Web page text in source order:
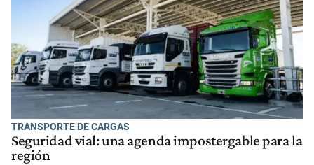
TRANSPORTE DE CARGAS
Seguridad vial: una agenda impostergable para la
región